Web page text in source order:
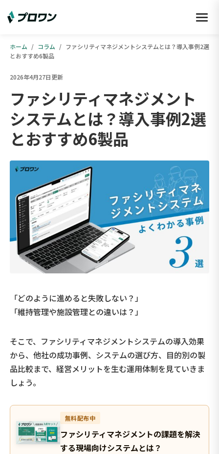
ホーム / コラム / ファシリティマネジメントシステムとは？導入事例2選
とおすすめ6製品
2026年4月27日更新
ファシリティマネジメント
システムとは？導入事例2選
とおすすめ6製品
「どのように進めると失敗しない？」
「維持管理や施設管理との違いは？」
そこで、ファシリティマネジメントシステムの導入効果
から、他社の成功事例、システムの選び方、目的別の製
品比較まで、経営メリットを生む運用体制を見ていきま
しょう。
無料配布中
ファシリティマネジメントの課題を解決
する現場向けシステムとは？